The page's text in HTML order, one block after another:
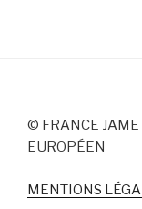
© FRANCE
EUROPÉEN
MENTIONS